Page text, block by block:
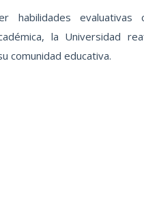
habilidades evaluativas
la Universidad
comunidad educativa.